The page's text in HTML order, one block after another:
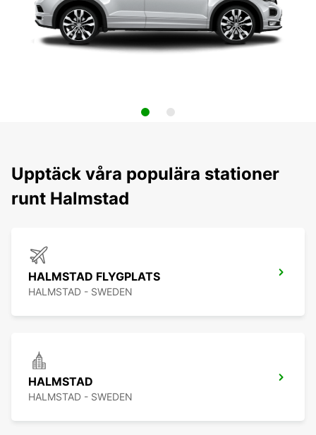
Upptäck våra populära stationer
runt Halmstad
HALMSTAD FLYGPLATS
HALMSTAD - SWEDEN
HALMSTAD
HALMSTAD - SWEDEN